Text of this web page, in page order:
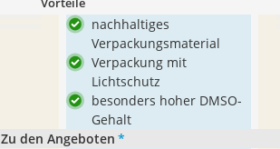
nachhaltiges
Verpackungsmaterial
Verpackung mit
Lichtschutz
besonders hoher DMSO-
Gehalt
Zu den Angeboten *